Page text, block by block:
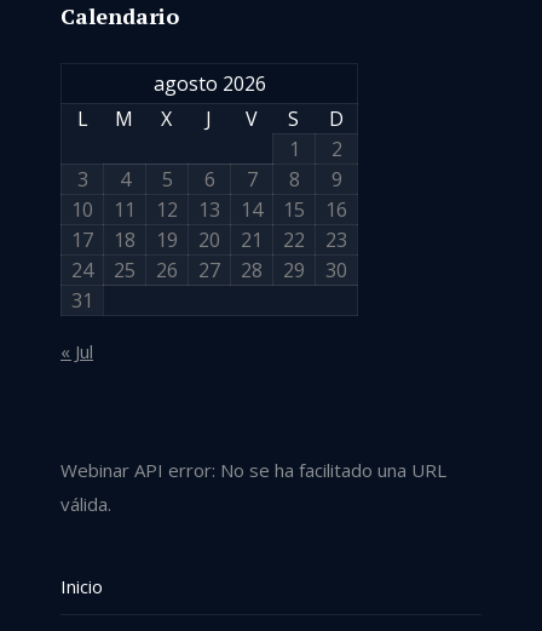
Calendario
agosto 2026
L
M X J V S
D
1
2
3
4 5 6 7 8
9
10
11 12 13 14 15
16
17
18 19 20 21 22
23
24
25 26 27 28 29
30
31
« Jul
Webinar API error: No se ha facilitado una URL
válida.
Inicio